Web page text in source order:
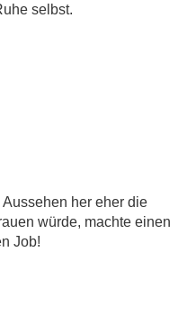
selbst.
Aussehen her eher die
würde, machte einen
Job!